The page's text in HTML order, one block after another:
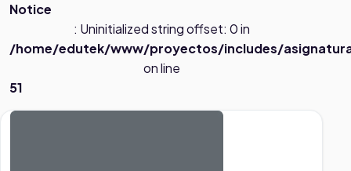
Notice
: Uninitialized string offset: 0 in
/home/edutek/www/proyectos/includes/
on line
51